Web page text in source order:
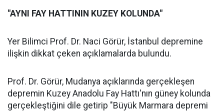
"AYNI FAY HATTININ KUZEY KOLUNDA"
Yer Bilimci Prof. Dr. Naci Görür, İstanbul depremine
ilişkin dikkat çeken açıklamalarda bulundu.
Prof. Dr. Görür, Mudanya açıklarında gerçekleşen
depremin Kuzey Anadolu Fay Hattı'nın güney kolunda
gerçekleştiğini dile getirip "Büyük Marmara depremi